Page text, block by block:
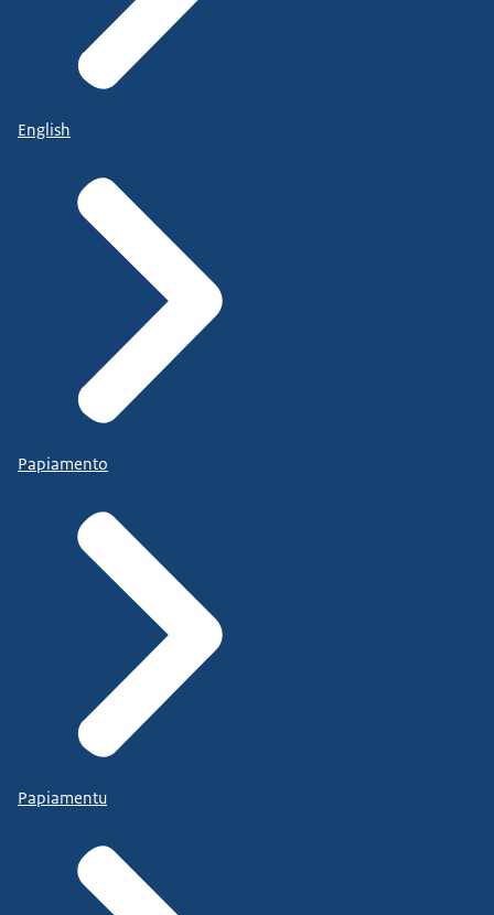
English
Papiamento
Papiamentu